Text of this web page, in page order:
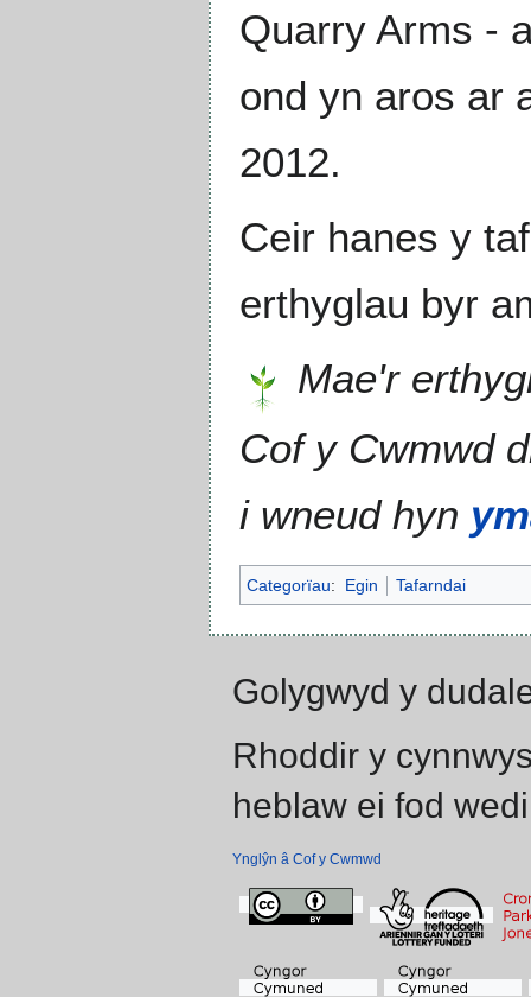
Quarry Arms -
ond yn aros ar
2012.
Ceir hanes y
erthyglau byr
Mae'r
Cof y Cwmwd
i wneud hyn
Categorïau: Egin Tafarndai
Golygwyd y
Rhoddir y
heblaw ei fod
Ynglŷn â Cof y Cwmwd